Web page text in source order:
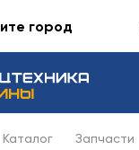
город
Каталог Запчасти